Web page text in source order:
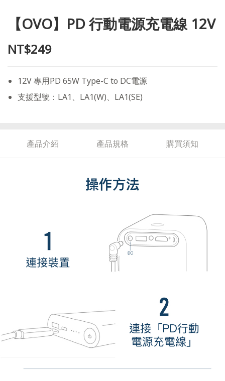
【OVO】PD 行動電源充電線 12V
NT$249
12V 專用PD 65W Type-C to DC電源
支援型號：LA1、LA1(W)、LA1(SE)
產品介紹 產品規格 購買須知